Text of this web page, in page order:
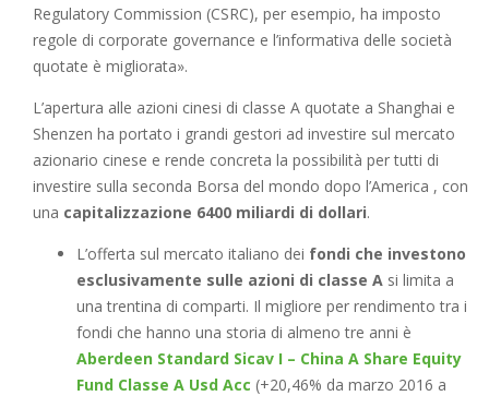
Regulatory Commission (CSRC), per esempio, ha imposto
regole di corporate governance e l’informativa delle società
quotate è migliorata».
L’apertura alle azioni cinesi di classe A quotate a Shanghai e
Shenzen ha portato i grandi gestori ad investire sul mercato
azionario cinese e rende concreta la possibilità per tutti di
investire sulla seconda Borsa del mondo dopo l’America , con
una capitalizzazione 6400 miliardi di dollari.
L’offerta sul mercato italiano dei fondi che investono
esclusivamente sulle azioni di classe A si limita a
una trentina di comparti. Il migliore per rendimento tra i
fondi che hanno una storia di almeno tre anni è
Aberdeen Standard Sicav I – China A Share Equity
Fund Classe A Usd Acc (+20,46% da marzo 2016 a